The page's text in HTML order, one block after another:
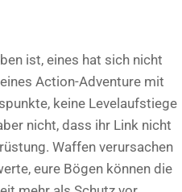
ist, eines hat sich nicht
Action-Adventure mit
keine Levelaufstiege
nicht, dass ihr Link nicht
Waffen verursachen
eure Bögen können die